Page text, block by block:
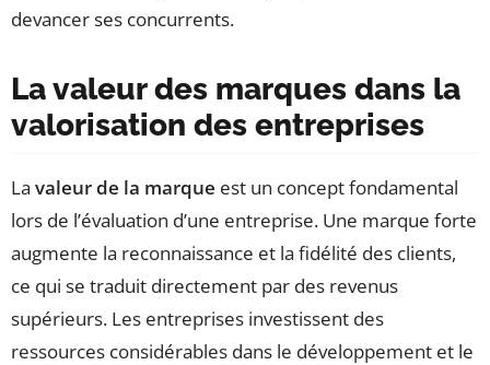
devancer ses concurrents.
La valeur des marques dans la
valorisation des entreprises
La valeur de la marque est un concept fondamental
lors de l’évaluation d’une entreprise. Une marque forte
augmente la reconnaissance et la fidélité des clients,
ce qui se traduit directement par des revenus
supérieurs. Les entreprises investissent des
ressources considérables dans le développement et le